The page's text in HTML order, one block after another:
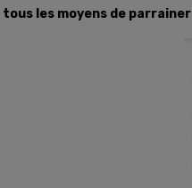
tous les moyens de parrainer